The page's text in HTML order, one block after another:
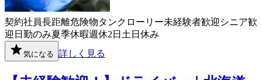
契約社員長距離危険物タンクローリー未経験者歓迎 シニア歓
迎 日勤のみ夏季休暇週休2日 土日休み
気になる 詳しく見る